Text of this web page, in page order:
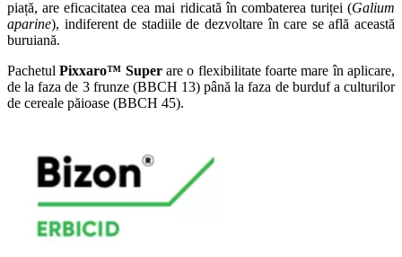
piață, are eficacitatea cea mai ridicată în combaterea turiței (Galium
aparine), indiferent de stadiile de dezvoltare în care se află această
buruiană.
PachetulPixxaro™ Superare o flexibilitate foarte mare în aplicare,
de la faza de 3 frunze (BBCH 13) până la faza de burduf a culturilor
de cereale păioase (BBCH 45).